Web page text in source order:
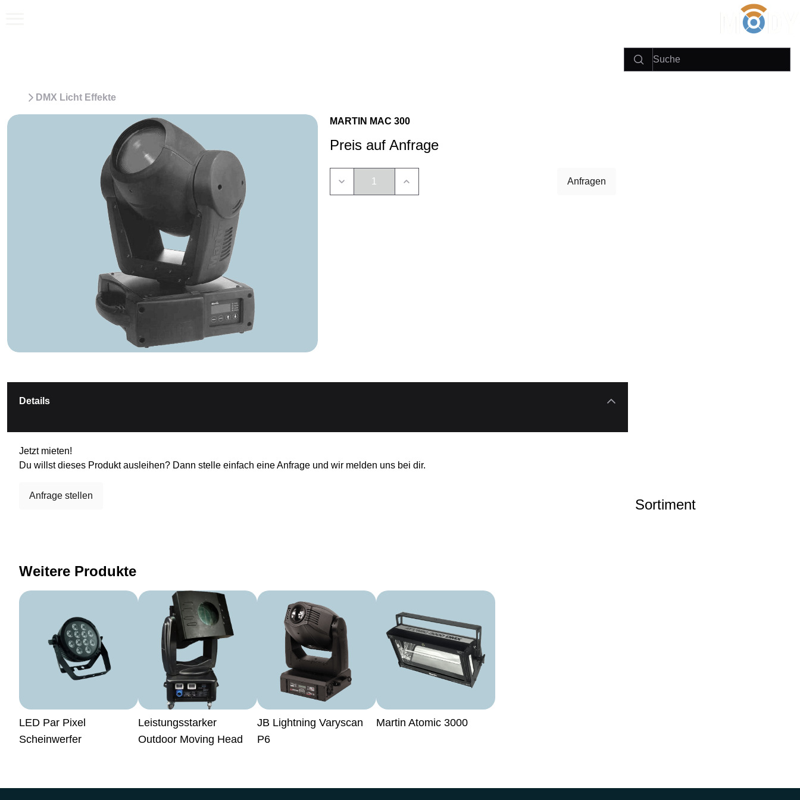
DMX Licht Effekte
MARTIN MAC 300
Preis auf Anfrage
Anfragen
Details
Jetzt mieten!
Du willst dieses Produkt ausleihen? Dann stelle einfach eine Anfrage und wir melden uns bei dir.
Anfrage stellen
Weitere Produkte
LED Par Pixel
Scheinwerfer
Leistungsstarker
Outdoor Moving Head
JB Lightning Varyscan
P6
Martin Atomic 3000
Sortiment